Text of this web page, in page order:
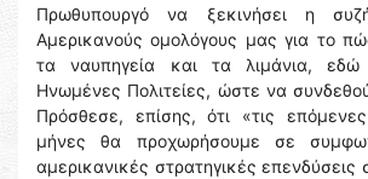
Πρωθυπουργό να ξεκινήσει η
Αμερικανούς ομολόγους μας για το
τα ναυπηγεία και τα λιμάνια,
Ηνωμένες Πολιτείες, ώστε να
Πρόσθεσε, επίσης, ότι «τις
μήνες θα προχωρήσουμε σε
αμερικανικές στρατηγικές